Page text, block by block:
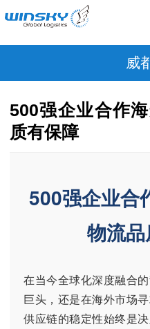
威
500强企业合作
质有保障
500强企业合
物流
在当今全球化深度融合
巨头，还是在海外市场
供应链的稳定性始终是